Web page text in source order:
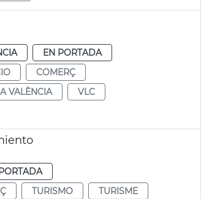
EN PORTADA
COMERÇ
VALÈNCIA
VLC
TURISMO
TURISME